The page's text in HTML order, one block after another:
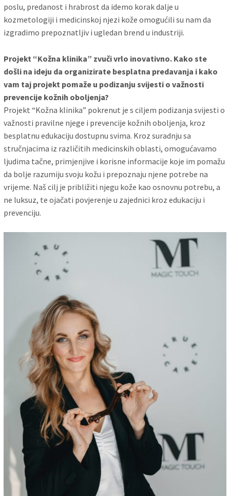
poslu, predanost i hrabrost da idemo korak dalje u
kozmetologiji i medicinskoj njezi kože omogućili su nam da
izgradimo prepoznatljiv i ugledan brend u industriji.
Projekt “Kožna klinika” zvuči vrlo inovativno. Kako ste
došli na ideju da organizirate besplatna predavanja i kako
vam taj projekt pomaže u podizanju svijesti o važnosti
prevencije kožnih oboljenja?
Projekt “Kožna klinika” pokrenut je s ciljem podizanja svijesti o
važnosti pravilne njege i prevencije kožnih oboljenja, kroz
besplatnu edukaciju dostupnu svima. Kroz suradnju sa
stručnjacima iz različitih medicinskih oblasti, omogućavamo
ljudima tačne, primjenjive i korisne informacije koje im pomažu
da bolje razumiju svoju kožu i prepoznaju njene potrebe na
vrijeme. Naš cilj je približiti njegu kože kao osnovnu potrebu, a
ne luksuz, te ojačati povjerenje u zajednici kroz edukaciju i
prevenciju.